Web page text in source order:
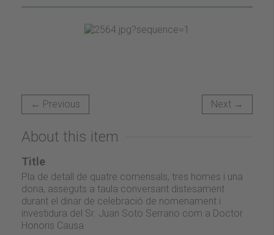
← Previous Next →
About this item
Title
Pla de detall de quatre comensals, tres homes i una
dona, asseguts a taula conversant distesament
durant el dinar de celebració de nomenament i
investidura del Sr. Juan Soto Serrano com a Doctor
Honoris Causa